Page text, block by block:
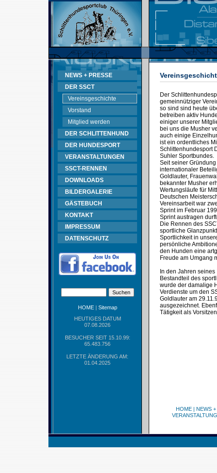
NEWS + PRESSE
DER SSCT
Vereinsgeschichte
Vorstand
Mitglied werden
DER SCHLITTENHUND
DER HUNDESPORT
VERANSTALTUNGEN
SSCT-RENNEN
DOWNLOADS
BILDERGALERIE
GÄSTEBUCH
KONTAKT
IMPRESSUM
DATENSCHUTZ
HOME| Sitemap
HEUTIGES DATUM
07.08.2026
BESUCHER SEIT 15.10.99:
65.483.756
LETZTE ÄNDERUNG AM:
01.04.2025
Der
gemeinnütziger
so sind sind heute
betreiben aktiv
einiger unserer
bei uns die Musher
auch einige
ist ein ordentliches
Schlittenhundesport
Suhler Sportbundes.
Seit seiner
internationaler
Goldlauter,
bekannter Musher
Wertungsläufe für
Deutschen
Vereinsarbeit war
Sprint im Februar
Sprint austragen
Die Rennen des
sportliche
Sportlichkeit in
persönliche
den Hunden eine
Freude am Umgang
In den Jahren
Bestandteil des
wurde der damalige
Verdienste um den
Goldlauter am
ausgezeichnet.
Tätigkeit als
HOME| NEWS